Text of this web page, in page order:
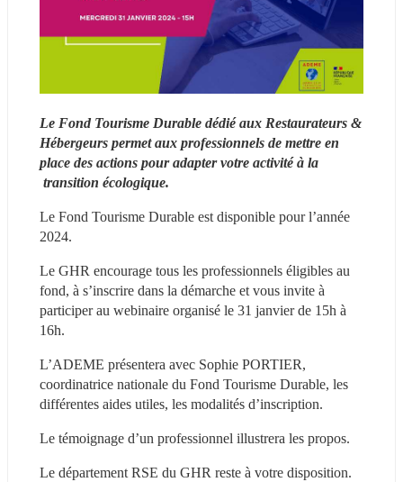
Le Fond Tourisme Durable dédié aux Restaurateurs &
Hébergeurs permet aux professionnels de mettre en
place des actions pour adapter votre activité à la
transition écologique.
Le Fond Tourisme Durable est disponible pour l’année
2024.
Le GHR encourage tous les professionnels éligibles au
fond, à s’inscrire dans la démarche et vous invite à
participer au webinaire organisé le 31 janvier de 15h à
16h.
L’ADEME présentera avec Sophie PORTIER,
coordinatrice nationale du Fond Tourisme Durable, les
différentes aides utiles, les modalités d’inscription.
Le témoignage d’un professionnel illustrera les propos.
Le département RSE du GHR reste à votre disposition.